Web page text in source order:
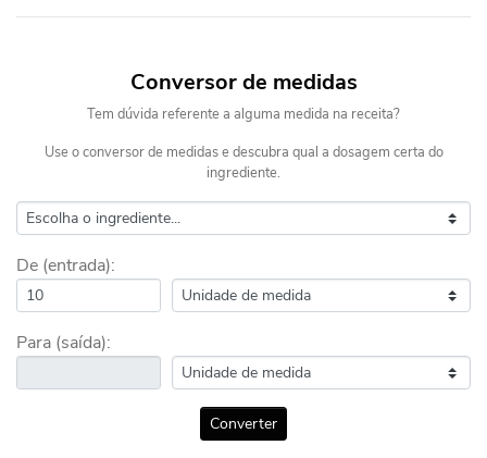
Conversor de medidas
Tem dúvida referente a alguma medida na receita?
Use o conversor de medidas e descubra qual a dosagem certa do
ingrediente.
De (entrada):
Para (saída):
Converter